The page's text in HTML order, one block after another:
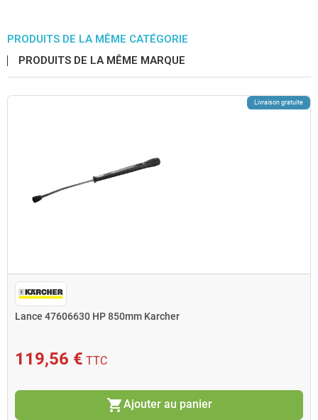
PRODUITS DE LA MÊME CATÉGORIE
PRODUITS DE LA MÊME MARQUE
Livraison gratuite
Lance 47606630 HP 850mm Karcher
119,56 € TTC
shopping_cartAjouter au panier